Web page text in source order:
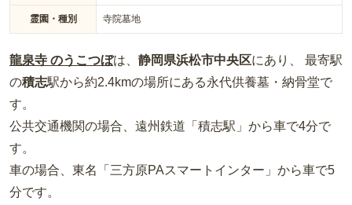
霊園・種別 寺院墓地
龍泉寺 のうこつぼは、 静岡県浜松市中央区にあり、 最寄駅
の積志駅から約2.4kmの場所にある永代供養墓・納骨堂で
す。
公共交通機関の場合 、遠州鉄道「積志駅」から車で4分で
す。
車の場合 、東名「三方原PAスマートインター」から車で5
分です。